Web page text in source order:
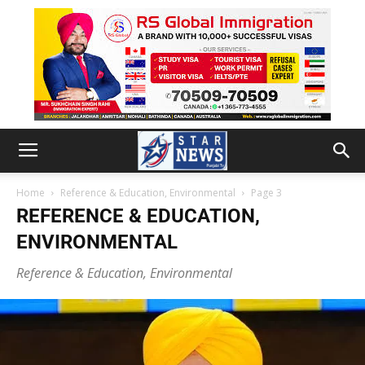
Home Reference & Education, Environmental Page 3
REFERENCE & EDUCATION,
ENVIRONMENTAL
Reference & Education, Environmental